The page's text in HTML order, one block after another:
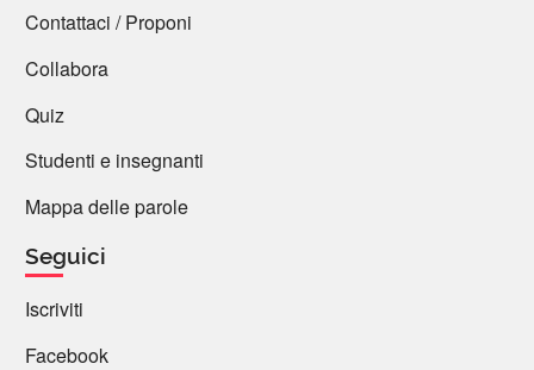
appena passati (da non confondere col punto G
🤭 in anatomia);
in arte, simbologia: gammàdia, ornamento
composto di quattro segni di gamma maiuscolo
(Γ), disposti a formare una croce (╬), una
svastica, o altro.
La lista è molto lunga, enumerazione non
esaustiva, mi fermo alla terza (γ) citazione.
Contattaci / Proponi
Collabora
Quiz
Studenti e insegnanti
Mappa delle parole
Seguici
Iscriviti
Facebook